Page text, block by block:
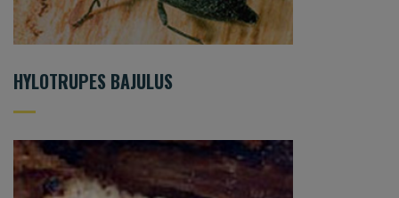
HYLOTRUPES BAJULUS